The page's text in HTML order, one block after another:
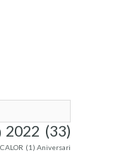
2022 (33)
(1) Aniversari